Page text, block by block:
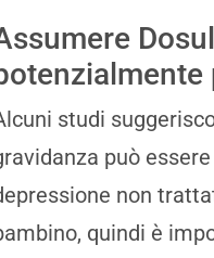
studi
può
non
quindi è